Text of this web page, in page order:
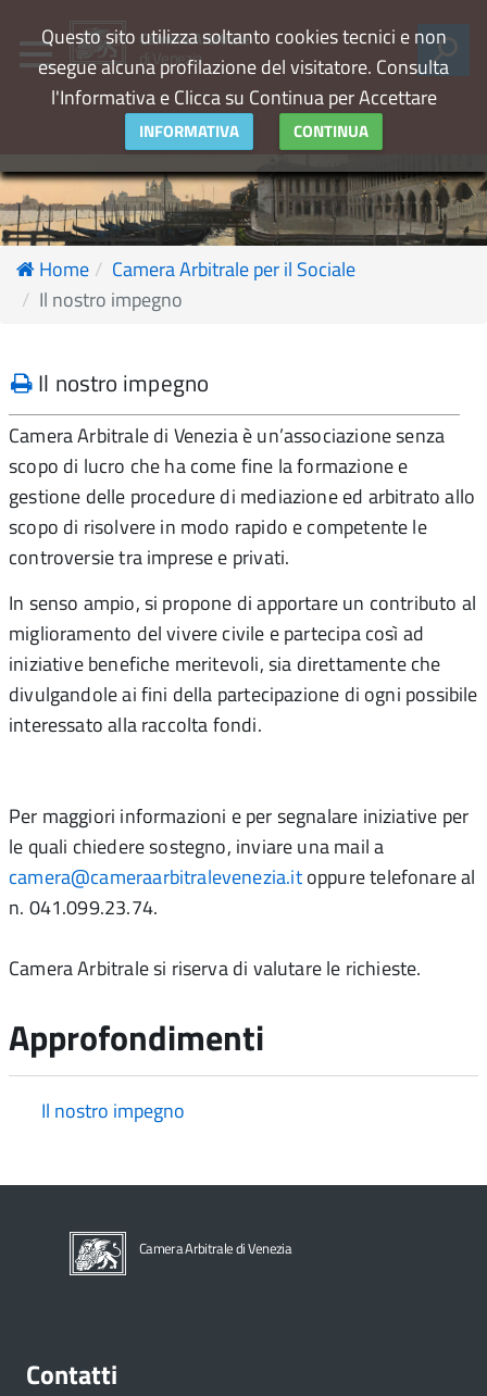
Camera Arbitrale
di Venezia
Home
Camera Arbitrale per il Sociale
Il nostro impegno
Il nostro impegno
Camera Arbitrale di Venezia è un’associazione senza
scopo di lucro che ha come fine la formazione e
gestione delle procedure di mediazione ed arbitrato allo
scopo di risolvere in modo rapido e competente le
controversie tra imprese e privati.
In senso ampio, si propone di apportare un contributo al
miglioramento del vivere civile e partecipa così ad
iniziative benefiche meritevoli, sia direttamente che
divulgandole ai fini della partecipazione di ogni possibile
interessato alla raccolta fondi.
Per maggiori informazioni e per segnalare iniziative per
le quali chiedere sostegno, inviare una mail a
camera@cameraarbitralevenezia.itoppure telefonare al
n. 041.099.23.74.
Camera Arbitrale si riserva di valutare le richieste.
Approfondimenti
Il nostro impegno
Camera Arbitrale di Venezia
Contatti
Questo sito utilizza soltanto cookies tecnici e non
esegue alcuna profilazione del visitatore. Consulta
l'Informativa e Clicca su Continua per Accettare
INFORMATIVA CONTINUA